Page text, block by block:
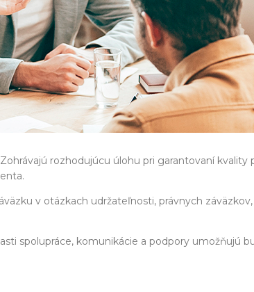
rozhodujúcu úlohu pri garantovaní kvality
v otázkach udržateľnosti, právnych
spolupráce, komunikácie a podpory umožňujú